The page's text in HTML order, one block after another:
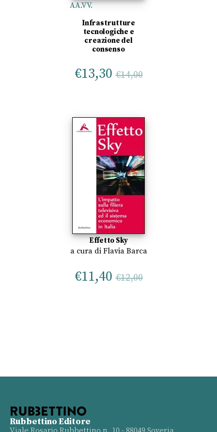
AA.VV.
Infrastrutture
tecnologiche e
creazione del
consenso
€13,30 €14,00
Effetto Sky
a cura di Flavia Barca
€11,40 €12,00
Rubbettino Editore